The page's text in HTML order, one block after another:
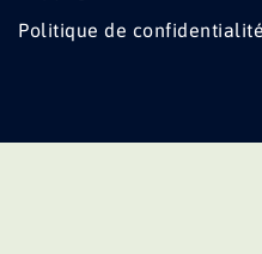
Politique de confidentialité